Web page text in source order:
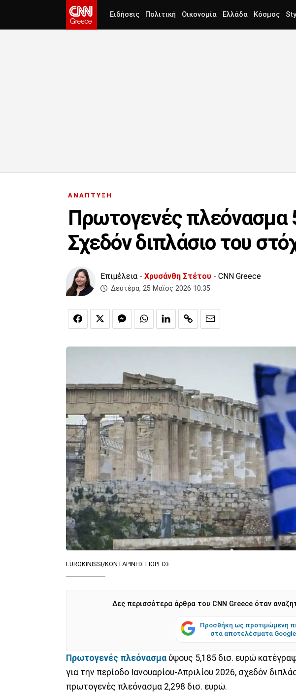
Ειδήσεις Πολιτική Οικονομία Ελλάδα Κόσμος
ΑΝΑΠΤΥΞΗ
Πρωτογενές πλεόνασμα
Σχεδόν διπλάσιο του
Επιμέλεια - Χρυσάνθη Στέτου - CNN Greece
Δευτέρα, 25 Μαϊος 2026 10:35
EUROKINISSI/ΚΟΝΤΑΡΙΝΗΣ ΓΙΩΡΓΟΣ
Δες περισσότερα άρθρα του CNN Greece όταν
Προσθήκη ως προτιμώμενη
στα αποτελέσματα Google
Πρωτογενές πλεόνασμα ύψους 5,185 δισ. ευρώ
για την περίοδο Ιανουαρίου-Απριλίου 2026, σχεδόν
πρωτογενές πλεόνασμα 2,298 δισ. ευρώ.